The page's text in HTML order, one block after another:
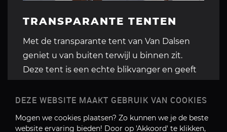
DEZE WEBSITE MAAKT GEBRUIK VAN COOKIES
Mogen we cookies plaatsen? Zo kunnen we je de beste
website ervaring bieden! Door op 'Akkoord' te klikken,
TRANSPARANTE TENTEN
Met de transparante tent van Van Dalsen
geniet u van buiten terwijl u binnen zit.
Deze tent is een echte blikvanger en geeft